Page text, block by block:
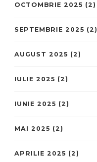
OCTOMBRIE 2025 (2)
SEPTEMBRIE 2025 (2)
AUGUST 2025 (2)
IULIE 2025 (2)
IUNIE 2025 (2)
MAI 2025 (2)
APRILIE 2025 (2)